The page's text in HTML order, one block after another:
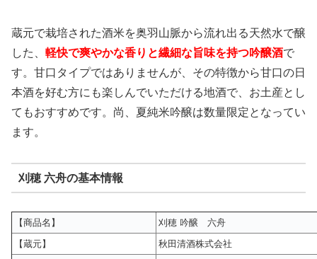
蔵元で栽培された酒米を奥羽山脈から流れ出る天然水で醸
した、 軽快で爽やかな香りと繊細な旨味を持つ吟醸酒で
す。甘口タイプではありませんが、その特徴から甘口の日
本酒を好む方にも楽しんでいただける地酒で、お土産とし
てもおすすめです。尚、夏純米吟醸は数量限定となってい
ます。
刈穂 六舟の基本情報
【商品名】
刈穂 吟醸 六舟
【蔵元】
秋田清酒株式会社